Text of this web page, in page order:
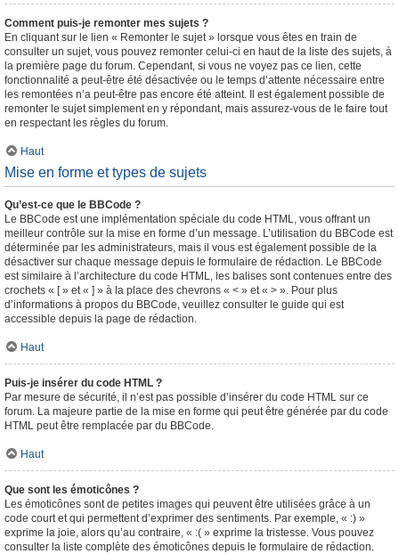
Comment puis-je remonter mes sujets ?
En cliquant sur le lien « Remonter le sujet » lorsque vous êtes en train de
consulter un sujet, vous pouvez remonter celui-ci en haut de la liste des sujets, à
la première page du forum. Cependant, si vous ne voyez pas ce lien, cette
fonctionnalité a peut-être été désactivée ou le temps d’attente nécessaire entre
les remontées n’a peut-être pas encore été atteint. Il est également possible de
remonter le sujet simplement en y répondant, mais assurez-vous de le faire tout
en respectant les règles du forum.
Haut
Mise en forme et types de sujets
Qu’est-ce que le BBCode ?
Le BBCode est une implémentation spéciale du code HTML, vous offrant un
meilleur contrôle sur la mise en forme d’un message. L’utilisation du BBCode est
déterminée par les administrateurs, mais il vous est également possible de la
désactiver sur chaque message depuis le formulaire de rédaction. Le BBCode
est similaire à l’architecture du code HTML, les balises sont contenues entre des
crochets « [ » et « ] » à la place des chevrons « < » et « > ». Pour plus
d’informations à propos du BBCode, veuillez consulter le guide qui est
accessible depuis la page de rédaction.
Haut
Puis-je insérer du code HTML ?
Par mesure de sécurité, il n’est pas possible d’insérer du code HTML sur ce
forum. La majeure partie de la mise en forme qui peut être générée par du code
HTML peut être remplacée par du BBCode.
Haut
Que sont les émoticônes ?
Les émoticônes sont de petites images qui peuvent être utilisées grâce à un
code court et qui permettent d’exprimer des sentiments. Par exemple, « :) »
exprime la joie, alors qu’au contraire, « :( » exprime la tristesse. Vous pouvez
consulter la liste complète des émoticônes depuis le formulaire de rédaction.